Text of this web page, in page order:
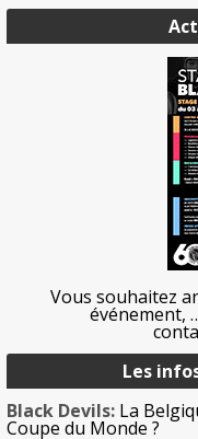
Vous souhaitez
événement,
Les
Black Devils: La
Coupe du Monde ?